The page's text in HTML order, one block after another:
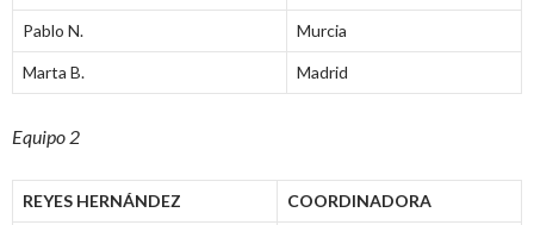
Pablo N. Murcia
Marta B. Madrid
Equipo 2
REYES HERNÁNDEZ COORDINADORA